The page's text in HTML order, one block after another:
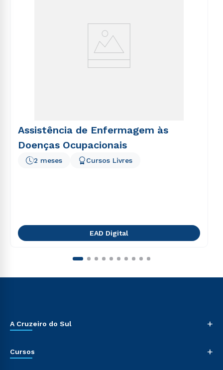
Assistência de Enfermagem às
Doenças Ocupacionais
2 meses Cursos Livres
EAD Digital
A Cruzeiro do Sul +
Cursos +